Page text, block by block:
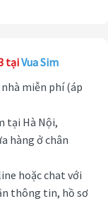
tạiVua Sim
miễn phí (áp
tại Hà Nội,
hàng ở chân
hoặc chat với
thông tin, hồ sơ